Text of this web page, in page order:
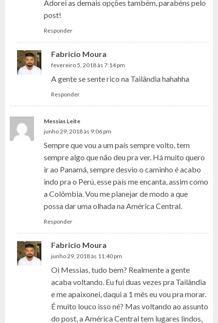
Adorei as demais opções também, parabéns pelo
post!
Responder
Fabricio Moura
fevereiro 5, 2018 às 7:14 pm
A gente se sente rico na Tailândia hahahha
Responder
Messias Leite
junho 29, 2018 às 9:06 pm
Sempre que vou a um país sempre volto, tem
sempre algo que não deu pra ver. Há muito quero
ir ao Panamá, sempre desvio o caminho é acabo
indo pra o Perú, esse país me encanta, assim como
a Colômbia. Vou me planejar de modo a que
possa dar uma olhada na América Central.
Responder
Fabricio Moura
junho 29, 2018 às 11:40 pm
Oi Messias, tudo bem? Realmente a gente
acaba voltando. Eu fui duas vezes pra Tailândia
e me apaixonei, daqui a 1 mês eu vou pra morar.
É muito louco isso né? Mas voltando ao assunto
do post, a América Central tem lugares lindos,